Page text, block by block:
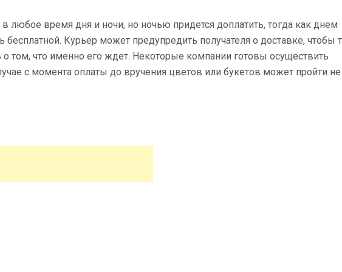
любое время дня и ночи, но ночью придется доплатить, тогда как днем
Курьер может предупредить получателя о доставке, чтобы
о том, что именно его ждет. Некоторые компании готовы осуществить
с момента оплаты до вручения цветов или букетов может пройти не